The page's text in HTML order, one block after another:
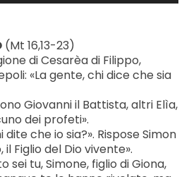
(Mt 16,13-23)
di Cesarèa di Filippo,
«La gente, chi dice che sia
Giovanni il Battista, altri Elìa,
dei profeti».
dite che io sia?». Rispose Simon
il Figlio del Dio vivente».
sei tu, Simone, figlio di Giona,